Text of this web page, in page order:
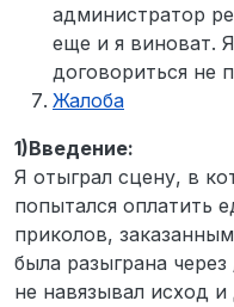
администратор
еще и я виноват.
договориться не
Жалоба
1)Введение:
Я отыграл сцену, в
попытался оплатить
приколов,
была разыграна
не навязывал исход